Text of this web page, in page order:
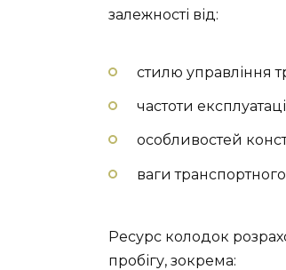
залежності від:
стилю управління
частоти
особливостей
ваги
Ресурс колодок
пробігу, зокрема: